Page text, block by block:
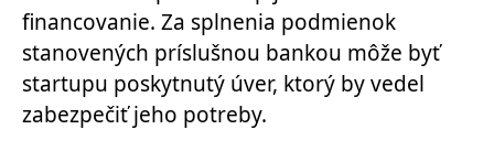
financovanie. Za splnenia podmienok
stanovených príslušnou bankou môže byť
startupu poskytnutý úver, ktorý by vedel
zabezpečiť jeho potreby.